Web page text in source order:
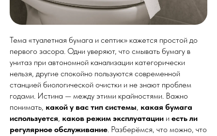
Тема «туалетная бумага и септик» кажется простой до
первого засора. Одни уверяют, что смывать бумагу в
унитаз при автономной канализации категорически
нельзя, другие спокойно пользуются современной
станцией биологической очистки и не знают проблем
годами. Истина — между этими крайностями. Важно
понимать, какой у вас тип системы, какая бумага
используется, каков режим эксплуатации и есть ли
регулярное обслуживание. Разберёмся, что можно, что